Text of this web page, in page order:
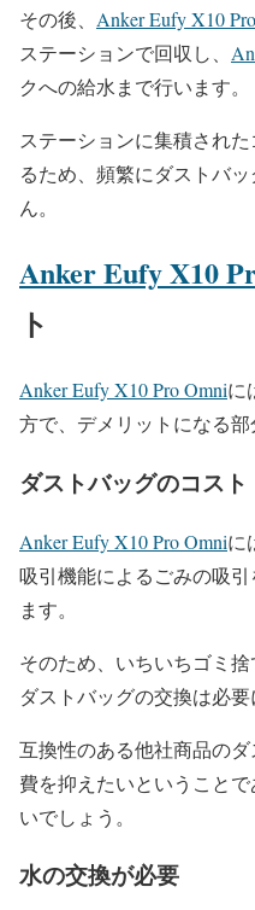
その後、 Anker Eufy X10
ステーションで回収し、
クへの給水まで行います。
ステーションに集積され
るため、頻繁にダストバ
ん。
Anker Eufy X10
ト
Anker Eufy X10 Pro Omniに
方で、デメリットになる部
ダストバッグのコスト
Anker Eufy X10 Pro Omniに
吸引機能によるごみの吸
ます。
そのため、いちいちゴミ捨
ダストバッグの交換は必要
互換性のある他社商品の
費を抑えたいということ
いでしょう。
水の交換が必要